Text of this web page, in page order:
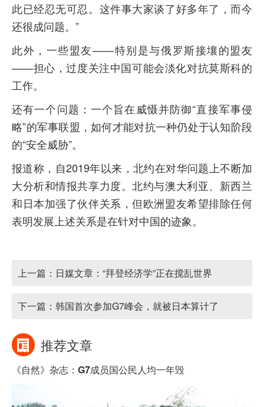
此已经忍无可忍。这件事大家谈了好多年了，而今
还很成问题。”
此外，一些盟友——特别是与俄罗斯接壤的盟友
——担心，过度关注中国可能会淡化对抗莫斯科的
工作。
还有一个问题：一个旨在威慑并防御“直接军事侵
略”的军事联盟，如何才能对抗一种仍处于认知阶段
的“安全威胁”。
报道称，自2019年以来，北约在对华问题上不断加
大分析和情报共享力度。北约与澳大利亚、新西兰
和日本加强了伙伴关系，但欧洲盟友希望排除任何
表明发展上述关系是在针对中国的迹象。
上一篇： 日媒文章：“拜登经济学”正在搅乱世界
下一篇： 韩国首次参加G7峰会，就被日本算计了
推荐文章
《自然》杂志：G7成员国公民人均一年毁